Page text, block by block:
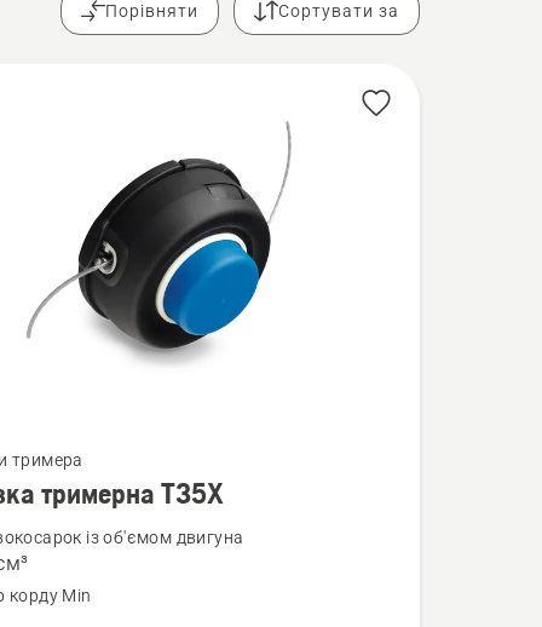
Порівняти Сортувати за
тримера
тримерна T35Х
із об'ємом двигуна
корду Min